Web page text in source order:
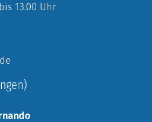
13.00 Uhr